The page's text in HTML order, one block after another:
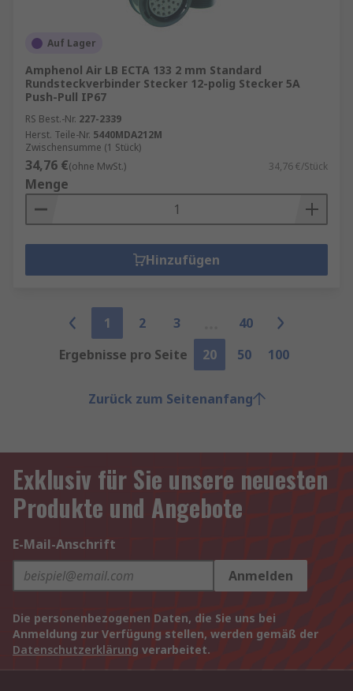
Auf Lager
Amphenol Air LB ECTA 133 2 mm Standard
Rundsteckverbinder Stecker 12-polig Stecker 5A
Push-Pull IP67
RS Best.-Nr. 227-2339
Herst. Teile-Nr. 5440MDA212M
Zwischensumme (1 Stück)
34,76 €(ohne MwSt.) 34,76 €/Stück
Menge
Hinzufügen
1 2 3
40
Ergebnisse pro Seite
20 50 100
Zurück zum Seitenanfang
Exklusiv für Sie unsere neuesten
Produkte und Angebote
E-Mail-Anschrift
Anmelden
Die personenbezogenen Daten, die Sie uns bei
Anmeldung zur Verfügung stellen, werden gemäß der
Datenschutzerklärung verarbeitet.